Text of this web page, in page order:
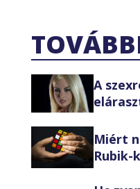
A
Miért
Rubik-